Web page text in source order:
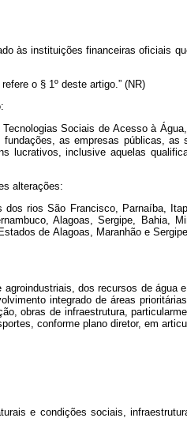
às instituições financeiras oficiais
o § 1º deste artigo.” (NR)
Sociais de Acesso à
as empresas públicas,
inclusive aquelas
alterações:
rios São Francisco, Parnaíba,
Alagoas, Sergipe, Bahia,
de Alagoas, Maranhão e
dos recursos de
integrado de áreas
obras de infraestrutura,
conforme plano diretor, em
e condições sociais,